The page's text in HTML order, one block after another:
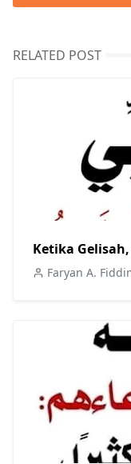
RELATED POST
Ketika
Faryan A.